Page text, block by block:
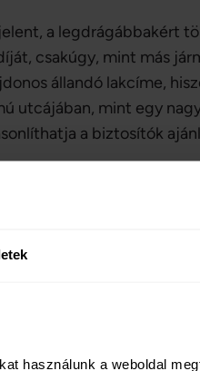
használunk a weboldal
a legdrágábbakért
csakúgy, mint más
állandó lakcíme,
utcájában, mint egy
a biztosítók
roller vagy
megjegyezni, hogy: